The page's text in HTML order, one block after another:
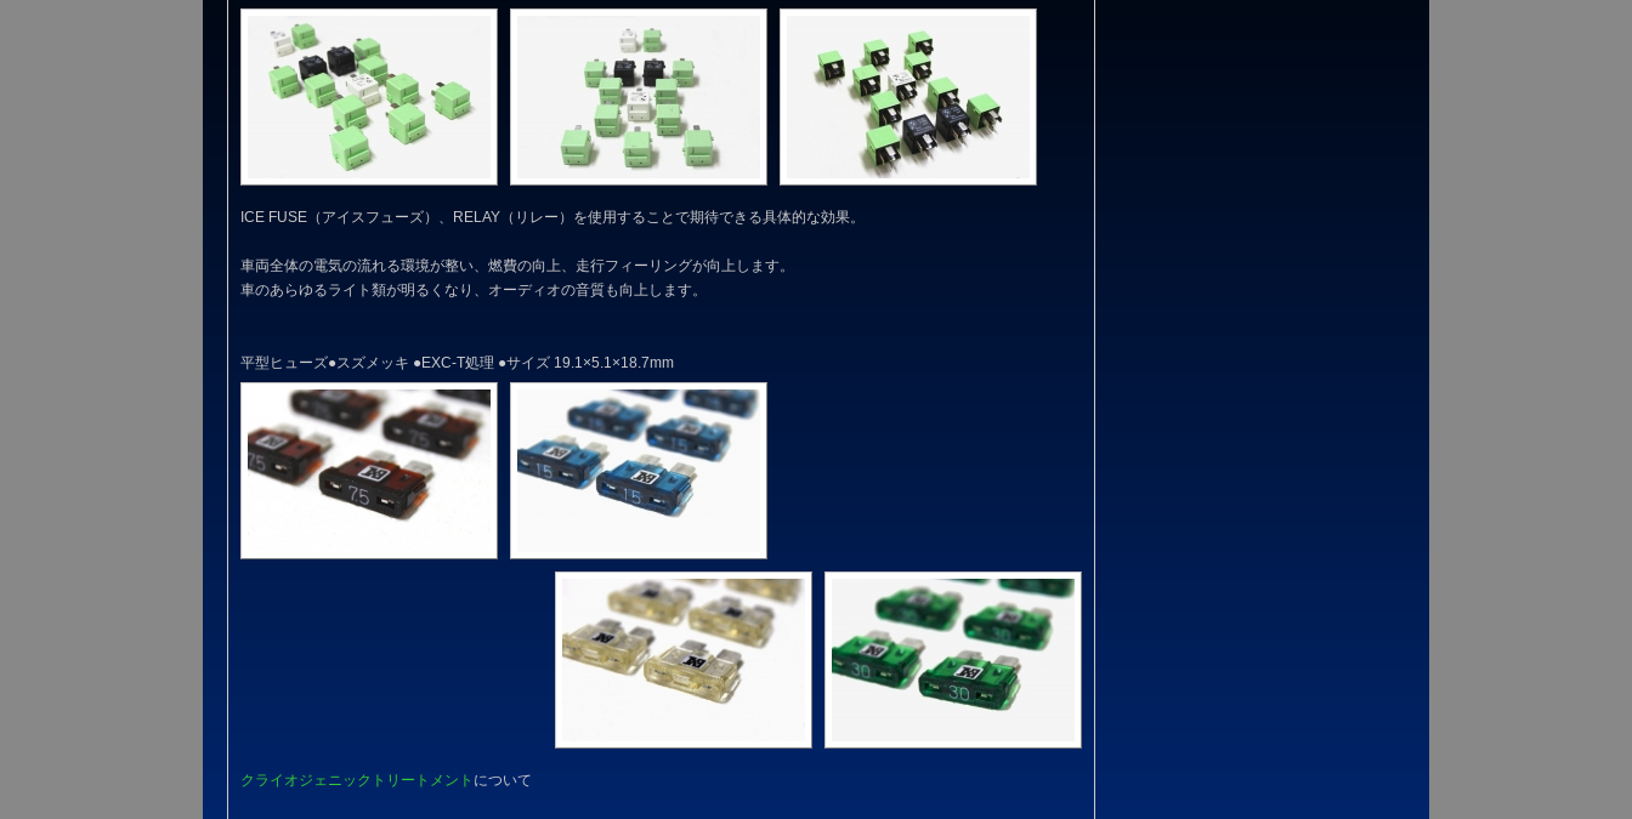
ICE FUSE（アイスフューズ）、RELAY（リレー）を使用することで期待できる具体的な効果。
車両全体の電気の流れる環境が整い、燃費の向上、走行フィーリングが向上します。
車のあらゆるライト類が明るくなり、オーディオの音質も向上します。
平型ヒューズ●スズメッキ ●EXC-T処理 ●サイズ 19.1×5.1×18.7mm
クライオジェニックトリートメント について